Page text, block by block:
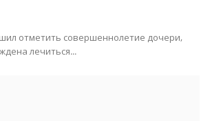
отметить совершеннолетие дочери,
лечиться...